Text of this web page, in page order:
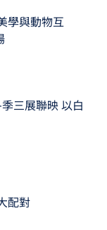
學與動物互
三展聯映 以白
配對